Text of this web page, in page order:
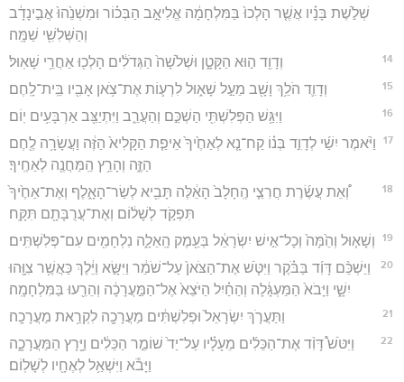
שְׁלֹ֣שֶׁת בָּנָ֗יו אֲשֶׁ֤ר הָלְכוּ֙ בַּמִּלְחָמָ֔ה אֱלִיאָ֣ב הַבְּכ֗וֹר וּמִשְׁנֵ֙הוּ֙ אֲבִ֣ינָדָ֔ב
וְהַשְּׁלִשִׁ֖י שַׁמָּֽה׃
14 וְדָוִ֖ד ה֣וּא הַקָּטָ֑ן וּשְׁלֹשָׁה֙ הַגְּדֹלִ֔ים הָלְכ֖וּ אַחֲרֵ֥י שָׁאֽוּל׃
15 וְדָוִ֛ד הֹלֵ֥ךְ וָשָׁ֖ב מֵעַ֣ל שָׁא֑וּל לִרְע֛וֹת אֶת־צֹ֥אן אָבִ֖יו בֵּֽית־לָֽחֶם׃
16 וַיִּגַּ֥שׁ הַפְּלִשְׁתִּ֖י הַשְׁכֵּ֣ם וְהַעֲרֵ֑ב וַיִּתְיַצֵּ֖ב אַרְבָּעִ֥ים יֽוֹם׃
17
וַיֹּ֨אמֶר יִשַׁ֜י לְדָוִ֣ד בְּנ֗וֹ קַח־נָ֤א לְאַחֶ֙יךָ֙ אֵיפַ֤ת הַקָּלִיא֙ הַזֶּ֔ה וַעֲשָׂרָ֥ה לֶ֖חֶם
הַזֶּ֑ה וְהָרֵ֥ץ הַֽמַּחֲנֶ֖ה לְאַחֶֽיךָ׃
18
וְ֠אֵת עֲשֶׂ֜רֶת חֲרִצֵ֤י הֶֽחָלָב֙ הָאֵ֔לֶּה תָּבִ֖יא לְשַׂר־הָאָ֑לֶף וְאֶת־אַחֶ֙יךָ֙
תִּפְקֹ֣ד לְשָׁל֔וֹם וְאֶת־עֲרֻבָּתָ֖ם תִּקָּֽח׃
19 וְשָׁא֤וּל וְהֵ֙מָּה֙ וְכָל־אִ֣ישׁ יִשְׂרָאֵ֔ל בְּעֵ֖מֶק הָֽאֵלָ֑ה נִלְחָמִ֖ים עִם־פְּלִשְׁתִּֽים׃
20
וַיַּשְׁכֵּ֨ם דָּוִ֜ד בַּבֹּ֗קֶר וַיִּטֹּ֤שׁ אֶת־הַצֹּאן֙ עַל־שֹׁמֵ֔ר וַיִּשָּׂ֣א וַיֵּ֔לֶךְ כַּאֲשֶׁ֥ר צִוָּ֖הוּ
יִשָׁ֑י וַיָּבֹא֙ הַמַּעְגָּ֔לָה וְהַחַ֗יִל הַיֹּצֵא֙ אֶל־הַמַּ֣עֲרָכָ֔ה וְהֵרֵ֖עוּ בַּמִּלְחָמָֽה׃
21 וַתַּעֲרֹ֤ךְ יִשְׂרָאֵל֙ וּפְלִשְׁתִּ֔ים מַעֲרָכָ֖ה לִקְרַ֥את מַעֲרָכָֽה׃
22
וַיִּטֹּשׁ֩ דָּוִ֨ד אֶת־הַכֵּלִ֜ים מֵעָלָ֗יו עַל־יַד֙ שׁוֹמֵ֣ר הַכֵּלִ֔ים וַיָּ֖רָץ הַמַּעֲרָכָ֑ה
וַיָּבֹ֕א וַיִּשְׁאַ֥ל לְאֶחָ֖יו לְשָׁלֽוֹם׃